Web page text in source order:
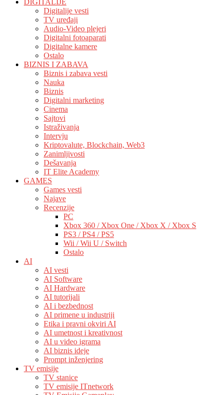
DIGITALIJE
Digitalije vesti
TV uređaji
Audio-Video plejeri
Digitalni fotoaparati
Digitalne kamere
Ostalo
BIZNIS I ZABAVA
Biznis i zabava vesti
Nauka
Biznis
Digitalni marketing
Cinema
Sajtovi
Istraživanja
Intervju
Kriptovalute, Blockchain, Web3
Zanimljivosti
Dešavanja
IT Elite Academy
GAMES
Games vesti
Najave
Recenzije
PC
Xbox 360 / Xbox One / Xbox X / Xbox S
PS3 / PS4 / PS5
Wii / Wii U / Switch
Ostalo
AI
AI vesti
AI Software
AI Hardware
AI tutorijali
AI i bezbednost
AI primene u industriji
Etika i pravni okviri AI
AI umetnost i kreativnost
AI u video igrama
AI biznis ideje
Prompt inženjering
TV emisije
TV stanice
TV emisije ITnetwork